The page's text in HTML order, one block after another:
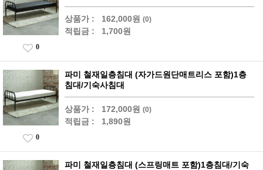
상품가 : 162,000원 (0)
적립금 : 1,700원
0
파미 철재일층침대 (자가드원단매트리스 포함)1층
침대/기숙사침대
상품가 : 172,000원 (0)
적립금 : 1,890원
0
파미 철재일층침대 (스프링매트 포함)1층침대/기숙